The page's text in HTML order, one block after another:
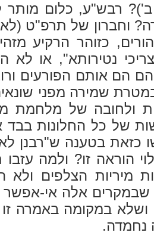
ב')? רבש"ע, כלום
וחברון של תרפ"ט
כזוהר הרקיע
נטירותא", או
הם אותם הפורעים
במטרת שמירה מפני
ולחובה של מלחמת
כל החלונות בבד
בטענה ש"רבנן
הוראה זו? ולמה
מיריות הצלפים ולא
שבמקרים אלה אי-אפשר
במקומה באמרה
נחמדה.